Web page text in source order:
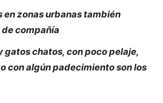
zonas urbanas también
compañía
gatos chatos, con poco pelaje,
con algún padecimiento son los